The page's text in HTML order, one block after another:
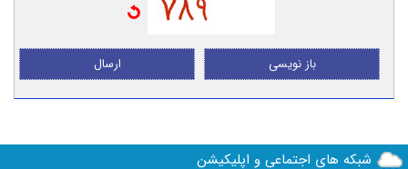
ارسال باز نویسی
شبکه های اجتماعی و اپلیکیشن